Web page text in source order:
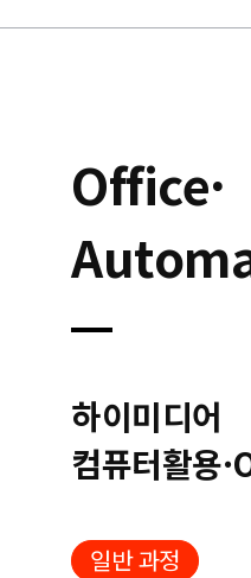
Office·
하이미디어
컴퓨터활용
일반 과정